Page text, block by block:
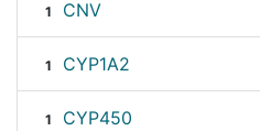
1 CNV
1 CYP1A2
1 CYP450